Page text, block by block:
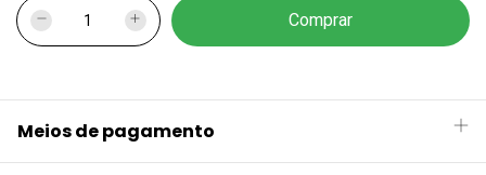
Meios de pagamento